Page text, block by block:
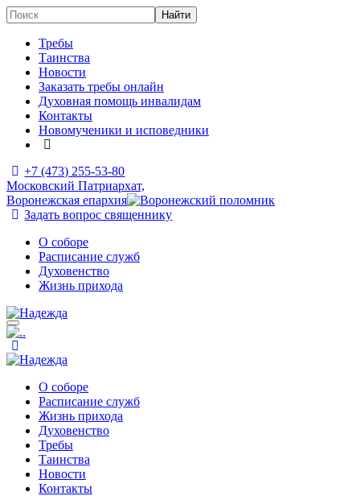
Требы
Таинства
Новости
Заказать требы онлайн
Духовная помощь инвалидам
Контакты
Новомученики и исповедники
+7 (473) 255-53-80
Московский Патриархат,
Воронежская епархия
Задать вопрос священнику
О соборе
Расписание служб
Духовенство
Жизнь прихода
О соборе
Расписание служб
Жизнь прихода
Духовенство
Требы
Таинства
Новости
Контакты